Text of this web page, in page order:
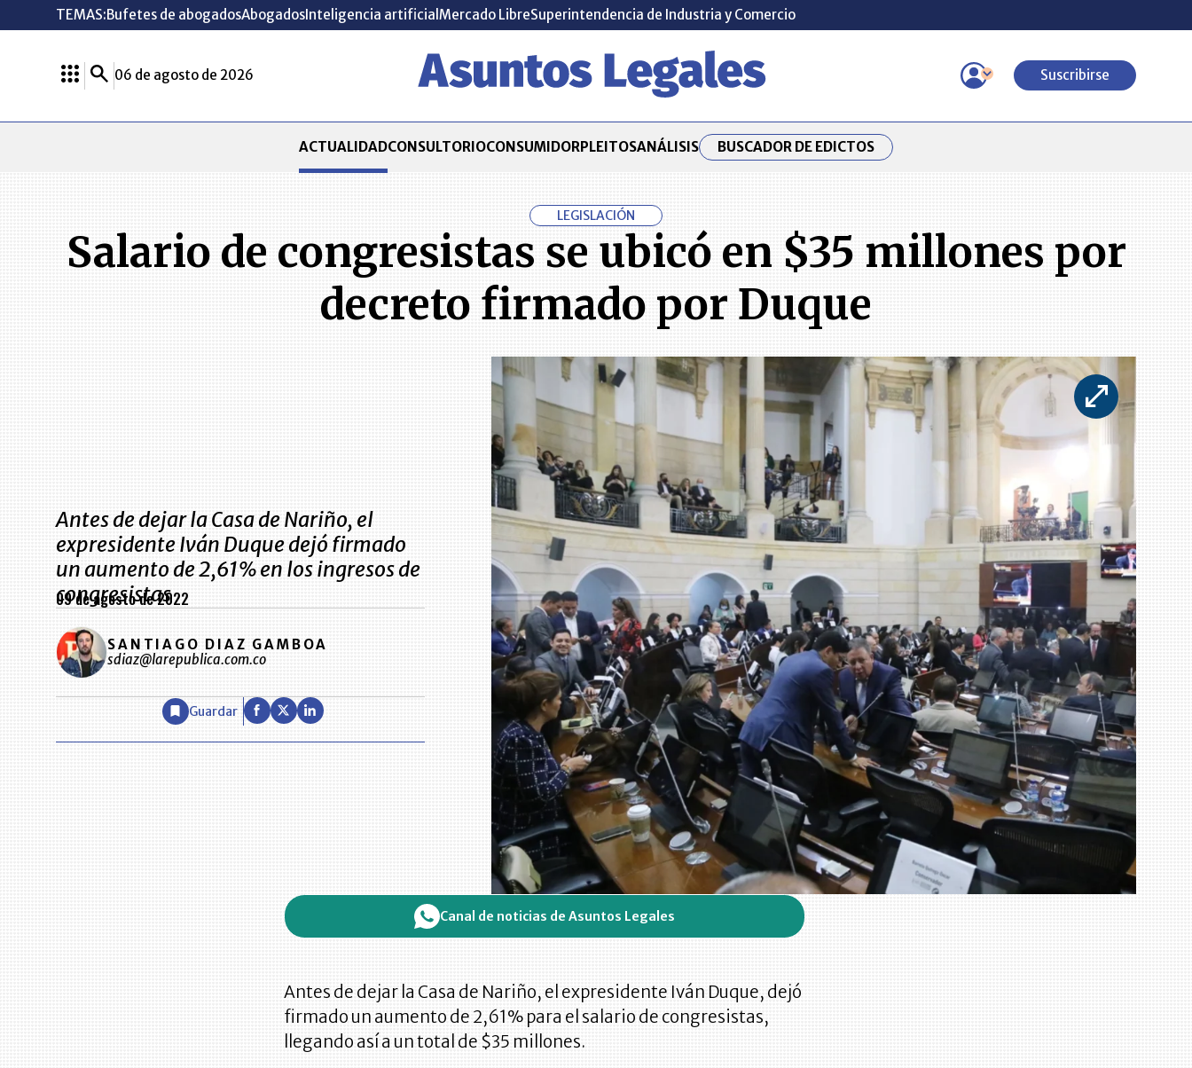
TEMAS:Bufetes de abogadosAbogadosInteligencia artificial Mercado LibreSuperintendencia de Industria y Comercio
06 de agosto de 2026 Suscribirse
ACTUALIDADCONSULTORIOCONSUMIDORPLEITOSANÁLISIS BUSCADOR DE EDICTOS
LEGISLACIÓN
Salario de congresistas se ubicó en $35 millones por
decreto firmado por Duque
Antes de dejar la Casa de Nariño, el
expresidente Iván Duque dejó firmado
un aumento de 2,61% en los ingresos de
congresistas
09 de agosto de 2022
SANTIAGO DIAZ GAMBOA
sdiaz@larepublica.com.co
Guardar
Canal de noticias de Asuntos Legales
Antes de dejar la Casa de Nariño, el expresidente Iván Duque, dejó
firmado un aumento de 2,61% para el salario de congresistas,
llegando así a un total de $35 millones.